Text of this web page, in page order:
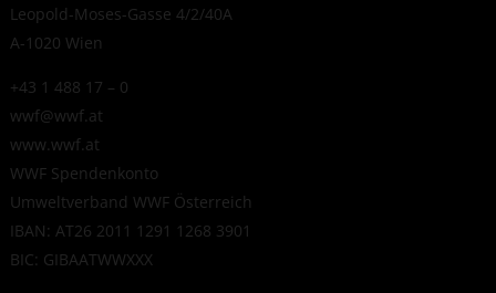
Leopold-Moses-Gasse 4/2/40A
A-1020 Wien
+43 1 488 17 – 0
wwf@wwf.at
www.wwf.at
WWF Spendenkonto
Umweltverband WWF Österreich
IBAN: AT26 2011 1291 1268 3901
BIC: GIBAATWWXXX